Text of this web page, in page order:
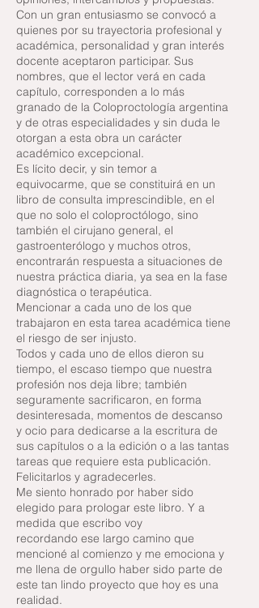
Con un gran entusiasmo se convocó a
quienes por su trayectoria profesional y
académica, personalidad y gran interés
docente aceptaron participar. Sus
nombres, que el lector verá en cada
capítulo, corresponden a lo más
granado de la Coloproctología argentina
y de otras especialidades y sin duda le
otorgan a esta obra un carácter
académico excepcional.
Es lícito decir, y sin temor a
equivocarme, que se constituirá en un
libro de consulta imprescindible, en el
que no solo el coloproctólogo, sino
también el cirujano general, el
gastroenterólogo y muchos otros,
encontrarán respuesta a situaciones de
nuestra práctica diaria, ya sea en la fase
diagnóstica o terapéutica.
Mencionar a cada uno de los que
trabajaron en esta tarea académica tiene
el riesgo de ser injusto.
Todos y cada uno de ellos dieron su
tiempo, el escaso tiempo que nuestra
profesión nos deja libre; también
seguramente sacrificaron, en forma
desinteresada, momentos de descanso
y ocio para dedicarse a la escritura de
sus capítulos o a la edición o a las tantas
tareas que requiere esta publicación.
Felicitarlos y agradecerles.
Me siento honrado por haber sido
elegido para prologar este libro. Y a
medida que escribo voy
recordando ese largo camino que
mencioné al comienzo y me emociona y
me llena de orgullo haber sido parte de
este tan lindo proyecto que hoy es una
realidad.